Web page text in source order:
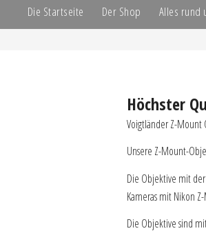
Die Startseite Der Shop Alles rund
Höchster
Voigtländer Z-Mount
Unsere Z-Mount-
Die Objektive mit
Kameras mit Nikon
Die Objektive sind